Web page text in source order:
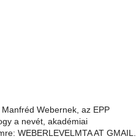
Webernek, az EPP
a nevét, akadémiai
WEBERLEVELMTA AT